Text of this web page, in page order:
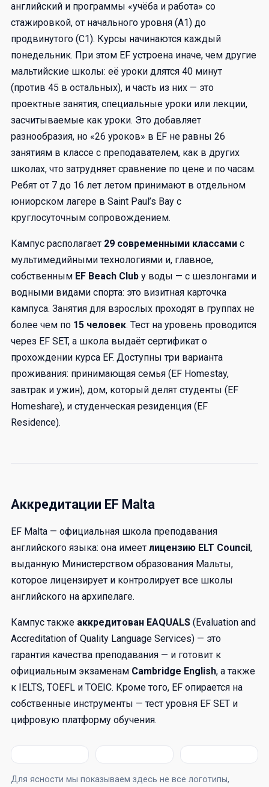
английский и программы «учёба и работа» со
стажировкой, от начального уровня (A1) до
продвинутого (C1). Курсы начинаются каждый
понедельник. При этом EF устроена иначе, чем другие
мальтийские школы: её уроки длятся 40 минут
(против 45 в остальных), и часть из них — это
проектные занятия, специальные уроки или лекции,
засчитываемые как уроки. Это добавляет
разнообразия, но «26 уроков» в EF не равны 26
занятиям в классе с преподавателем, как в других
школах, что затрудняет сравнение по цене и по часам.
Ребят от 7 до 16 лет летом принимают в отдельном
юниорском лагере в Saint Paul’s Bay с
круглосуточным сопровождением.
Кампус располагает 29 современными классамис
мультимедийными технологиями и, главное,
собственным EF Beach Clubу воды — с шезлонгами и
водными видами спорта: это визитная карточка
кампуса. Занятия для взрослых проходят в группах не
более чем по 15 человек. Тест на уровень проводится
через EF SET, а школа выдаёт сертификат о
прохождении курса EF. Доступны три варианта
проживания: принимающая семья (EF Homestay,
завтрак и ужин), дом, который делят студенты (EF
Homeshare), и студенческая резиденция (EF
Residence).
Аккредитации EF Malta
EF Malta — официальная школа преподавания
английского языка: она имеет лицензию ELT Council,
выданную Министерством образования Мальты,
которое лицензирует и контролирует все школы
английского на архипелаге.
Кампус также аккредитован EAQUALS(Evaluation and
Accreditation of Quality Language Services) — это
гарантия качества преподавания — и готовит к
официальным экзаменам Cambridge English, а также
к IELTS, TOEFL и TOEIC. Кроме того, EF опирается на
собственные инструменты — тест уровня EF SET и
цифровую платформу обучения.
Для ясности мы показываем здесь не все логотипы,